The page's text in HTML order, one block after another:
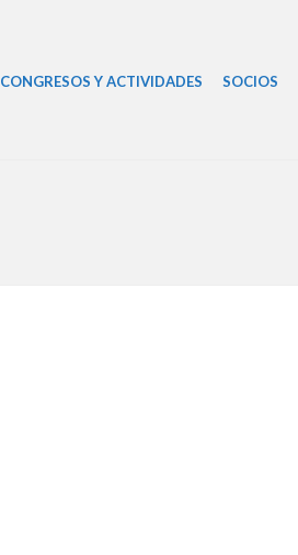
CONGRESOS Y ACTIVIDADES SOCIOS